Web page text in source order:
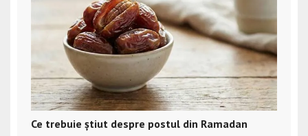
Ce trebuie știut despre postul din Ramadan